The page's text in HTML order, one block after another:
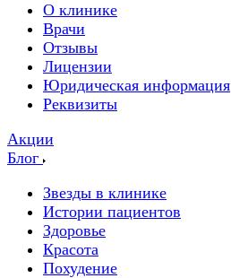
О клинике
Врачи
Отзывы
Лицензии
Юридическая информация
Реквизиты
Акции
Блог
Звезды в клинике
Истории пациентов
Здоровье
Красота
Похудение